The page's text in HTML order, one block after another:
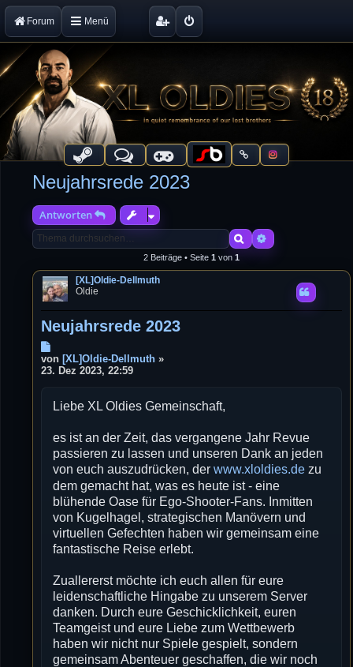
Forum Menü
Neujahrsrede 2023
Antworten
SucheErweiterte Suche
2 Beiträge • Seite 1 von 1
[XL]Oldie-Dellmuth
Oldie
Neujahrsrede 2023
e
von [XL]Oldie-Dellmuth »
23. Dez 2023, 22:59
Liebe XL Oldies Gemeinschaft,
es ist an der Zeit, das vergangene Jahr Revue
passieren zu lassen und unseren Dank an jeden
von euch auszudrücken, derwww.xloldies.de zu
dem gemacht hat, was es heute ist - eine
blühende Oase für Ego-Shooter-Fans. Inmitten
von Kugelhagel, strategischen Manövern und
virtuellen Gefechten haben wir gemeinsam eine
fantastische Reise erlebt.
Zuallererst möchte ich euch allen für eure
leidenschaftliche Hingabe zu unserem Server
danken. Durch eure Geschicklichkeit, euren
Teamgeist und eure Liebe zum Wettbewerb
haben wir nicht nur Spiele gespielt, sondern
gemeinsam Abenteuer geschaffen, die wir noch